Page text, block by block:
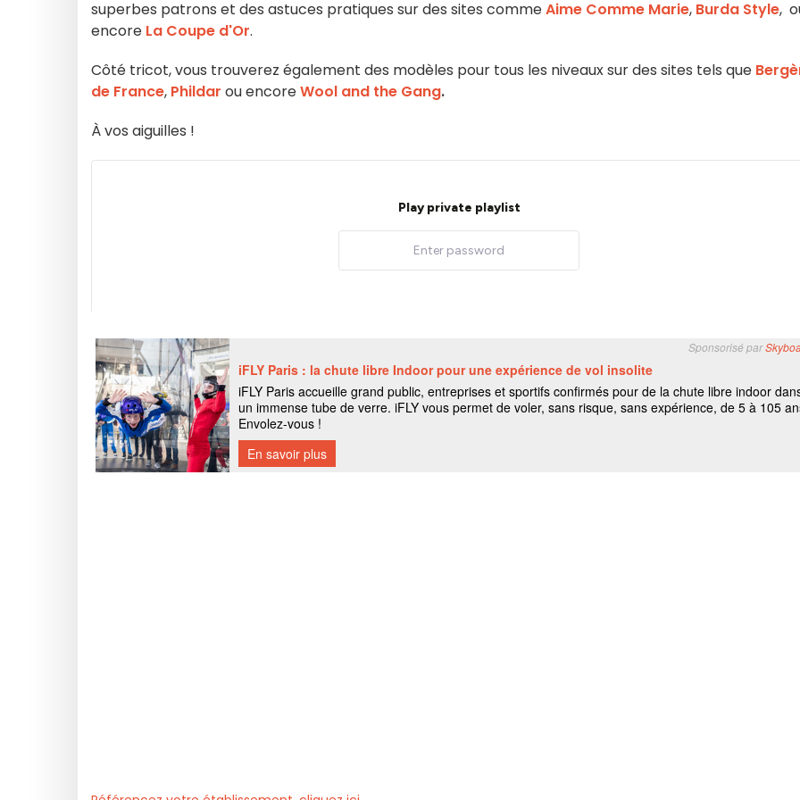
superbes patrons et des astuces pratiques sur des sites commeAime Comme Marie, Burda Style,
encore La Coupe d'Or.
Côté tricot, vous trouverez également des modèles pour tous les niveaux sur des sites tels que
de France, Phildar ou encoreWool and the Gang.
À vos aiguilles !